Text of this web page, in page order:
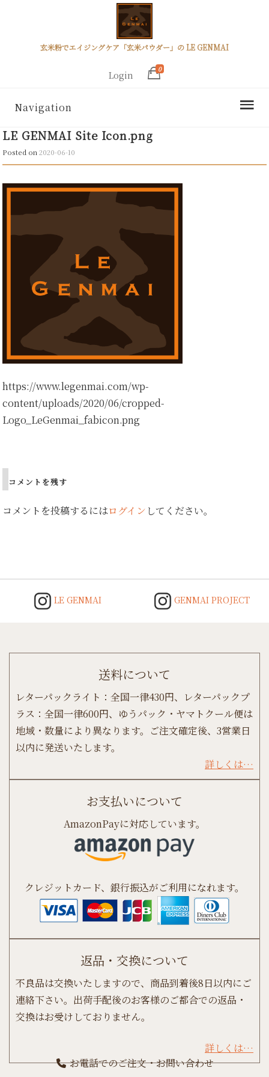
玄米粉でエイジングケア「玄米パウダー」の LE GENMAI
Login
0
Navigation
LE GENMAI Site Icon.png
Posted on2020-06-10
https://www.legenmai.com/wp-
content/uploads/2020/06/cropped-
Logo_LeGenmai_fabicon.png
コメントを残す
コメントを投稿するにはログイン してください。
LE GENMAI GENMAI PROJECT
送料について
レターパックライト：全国一律430円、レターパックプ
ラス：全国一律600円、ゆうパック・ヤマトクール便は
地域・数量により異なります。ご注文確定後、3営業日
以内に発送いたします。
詳しくは…
お支払いについて
AmazonPayに対応しています。
クレジットカード、銀行振込がご利用になれます。
返品・交換について
不良品は交換いたしますので、商品到着後8日以内にご
連絡下さい。出荷手配後のお客様のご都合での返品・
交換はお受けしておりません。
詳しくは…
お電話でのご注文・お問い合わせ